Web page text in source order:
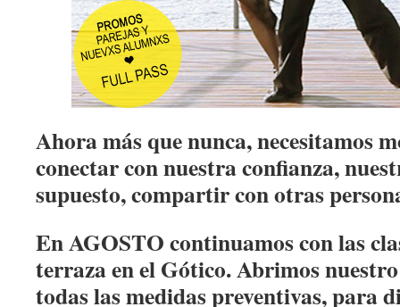
Ahora más que nunca, necesitamos
conectar con nuestra confianza,
supuesto, compartir con otras
En AGOSTO continuamos con las
terraza en el Gótico. Abrimos
todas las medidas preventivas, para